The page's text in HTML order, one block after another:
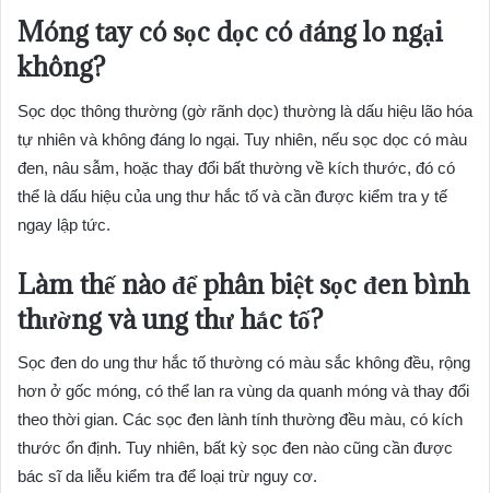
Móng tay có sọc dọc có đáng lo ngại
không?
Sọc dọc thông thường (gờ rãnh dọc) thường là dấu hiệu lão hóa
tự nhiên và không đáng lo ngại. Tuy nhiên, nếu sọc dọc có màu
đen, nâu sẫm, hoặc thay đổi bất thường về kích thước, đó có
thể là dấu hiệu của ung thư hắc tố và cần được kiểm tra y tế
ngay lập tức.
Làm thế nào để phân biệt sọc đen bình
thường và ung thư hắc tố?
Sọc đen do ung thư hắc tố thường có màu sắc không đều, rộng
hơn ở gốc móng, có thể lan ra vùng da quanh móng và thay đổi
theo thời gian. Các sọc đen lành tính thường đều màu, có kích
thước ổn định. Tuy nhiên, bất kỳ sọc đen nào cũng cần được
bác sĩ da liễu kiểm tra để loại trừ nguy cơ.